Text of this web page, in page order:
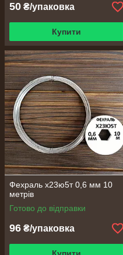
50 ₴/упаковка
Купити
Фехраль х23ю5т 0,6 мм 10
метрів
Готово до відправки
96 ₴/упаковка